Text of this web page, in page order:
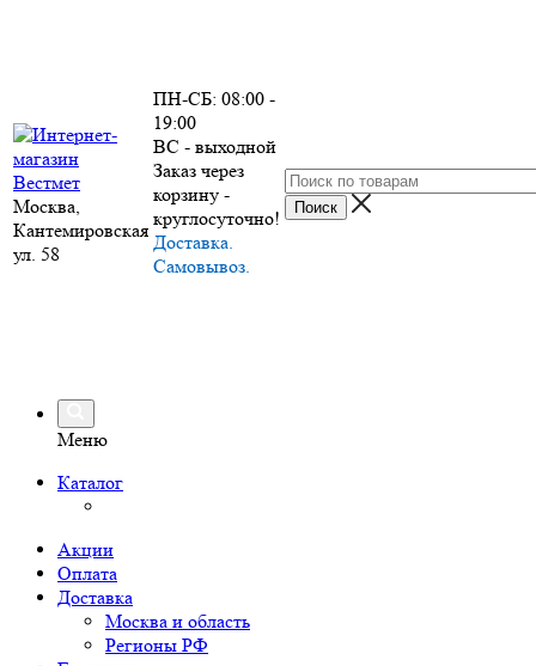
Москва,
Кантемировская
ул. 58
ПН-СБ: 08:00 -
19:00
ВС - выходной
Заказ через
корзину -
круглосуточно!
Доставка.
Самовывоз.
Меню
Каталог
Акции
Оплата
Доставка
Москва и область
Регионы РФ